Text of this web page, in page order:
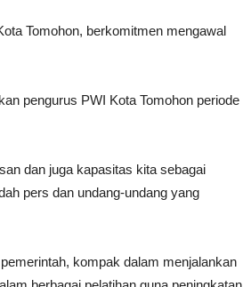
Tomohon, berkomitmen mengawal
pengurus PWI Kota Tomohon periode
dan juga kapasitas kita sebagai
pers dan undang-undang yang
kompak dalam menjalankan